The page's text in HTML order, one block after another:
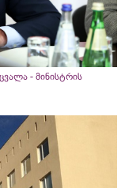
- მინისტრის